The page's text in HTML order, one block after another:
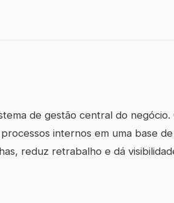
de gestão central do
internos em uma base
reduz retrabalho e dá